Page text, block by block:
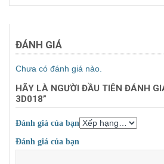
ĐÁNH GIÁ
Chưa có đánh giá nào.
HÃY LÀ NGƯỜI ĐẦU TIÊN ĐÁNH
3D018”
Đánh giá của bạn
Đánh giá của bạn